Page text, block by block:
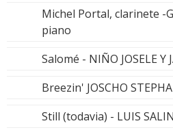
Michel Portal, clarinete -
piano
Salomé - NIÑO JOSELE Y
Breezin' JOSCHO
Still (todavia) - LUIS